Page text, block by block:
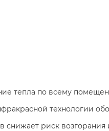
тепла по всему
технологии
снижает риск возгорания